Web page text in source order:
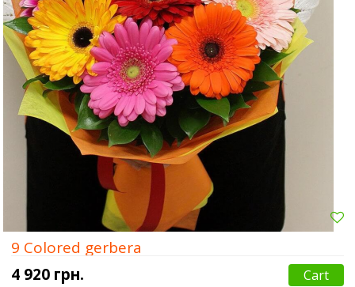
9 Colored gerbera
4 920 грн.
Cart